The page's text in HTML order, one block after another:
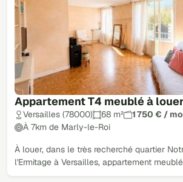
Appartement T4 meublé à louer
Versailles (78000) 68 m²
1 750 € /
À 7km de Marly-le-Roi
À louer, dans le très recherché quartier
l'Ermitage à Versailles, appartement